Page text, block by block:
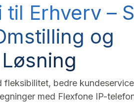
Erhverv –
og
fleksibilitet, bedre
med Flexfone IP-